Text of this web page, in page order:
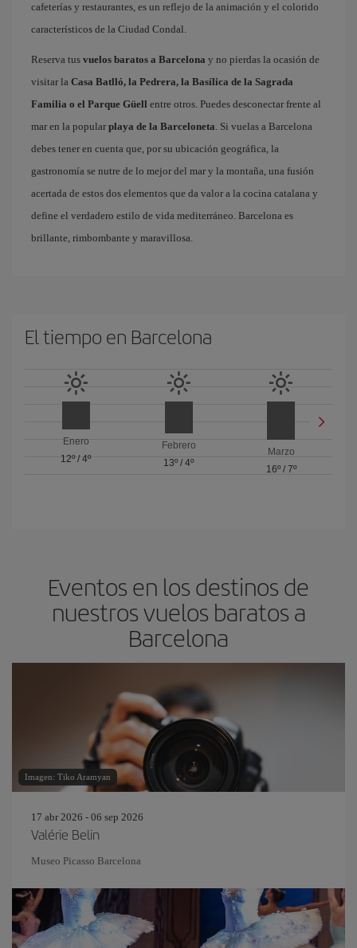
cafeterías y restaurantes, es un reflejo de la animación y el colorido
característicos de la Ciudad Condal.
Reserva tus vuelos baratos a Barcelona y no pierdas la ocasión de
visitar la Casa Batlló, la Pedrera, la Basílica de la Sagrada
Familia o el Parque Güell entre otros. Puedes desconectar frente al
mar en la popular playa de la Barceloneta. Si vuelas a Barcelona
debes tener en cuenta que, por su ubicación geográfica, la
gastronomía se nutre de lo mejor del mar y la montaña, una fusión
acertada de estos dos elementos que da valor a la cocina catalana y
define el verdadero estilo de vida mediterráneo. Barcelona es
brillante, rimbombante y maravillosa.
El tiempo en Barcelona
Enero
12º/4º
Febrero
13º / 4º
Marzo
16º/ 7º
Eventos en los destinos de
nuestros vuelos baratos a
Barcelona
Imagen: Tiko Aramyan
17 abr 2026 - 06 sep 2026
Valérie Belin
Museo Picasso Barcelona